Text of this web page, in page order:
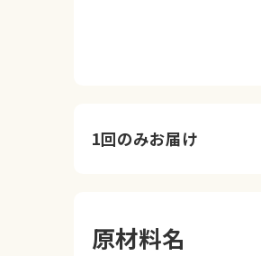
1回のみお届け
原材料名